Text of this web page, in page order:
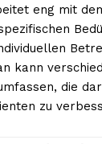
eng mit
kann
die
zu